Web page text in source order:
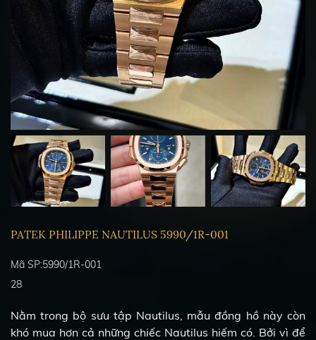
PATEK PHILIPPE NAUTILUS 5990/1R-001
Mã SP:5990/1R-001
28
Nằm trong bộ sưu tập Nautilus, mẫu đồng hồ này còn
khó mua hơn cả những chiếc Nautilus hiếm có. Bởi vì để